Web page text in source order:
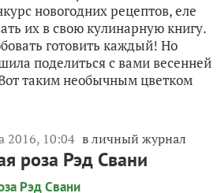
новогодних рецептов, еле
их в свою кулинарную книгу.
готовить каждый! Но
поделиться с вами весенней
таким необычным цветком
2016, 10:04 в личный журнал
роза Рэд Свани